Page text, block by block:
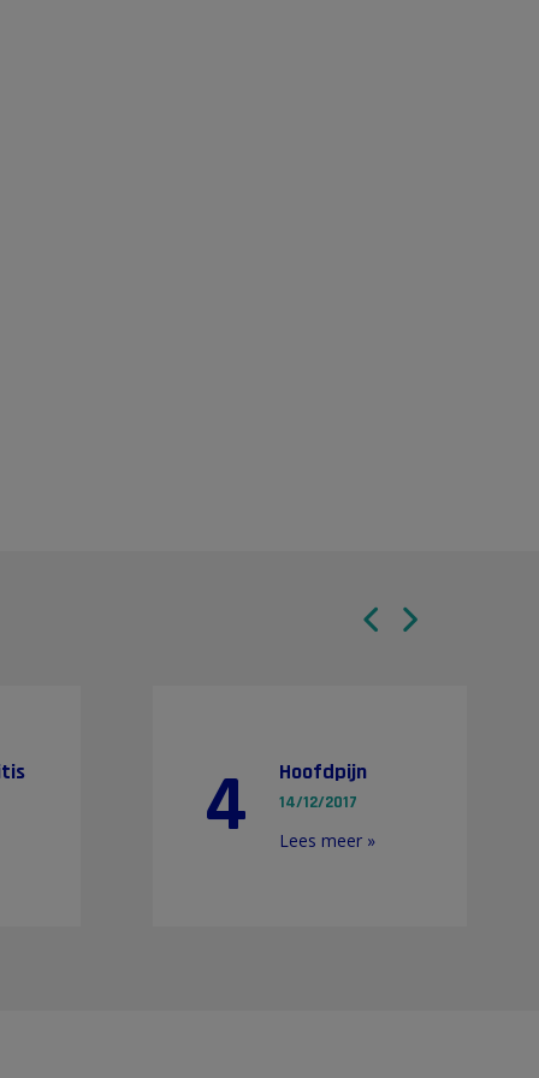
4 Hoofdpijn
14/12/2017
Lees meer »